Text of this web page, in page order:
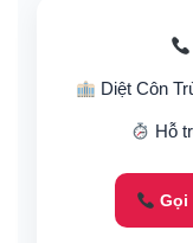
Diệt Côn
Hỗ
Gọi